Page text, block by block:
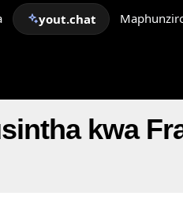
yout.chat
kwa